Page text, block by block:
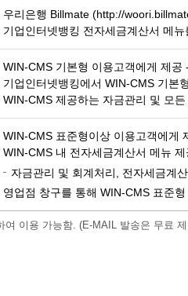
우리은행 Billmate (http://
기업인터넷뱅킹 전자세금계산서 메
WIN-CMS 기본형 이용고객에게 제공
기업인터넷뱅킹에서 WIN-CMS 기본
WIN-CMS 제공하는 자금관리 및 모
WIN-CMS 표준형이상 이용고객에게
WIN-CMS 내 전자세금계산서 메뉴
자금관리 및 회계처리, 전자세금계
영업점 창구를 통해 WIN-CMS 표준
이용 가능함. (E-MAIL 발송은 무료